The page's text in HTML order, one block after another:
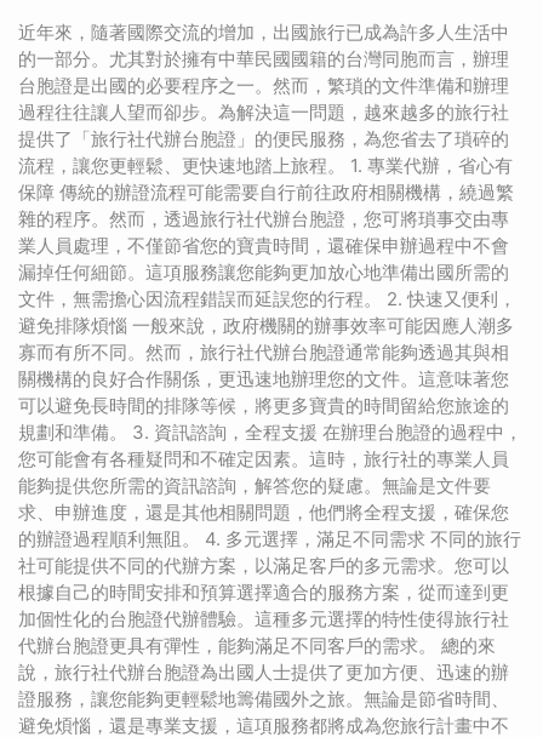
近年來，隨著國際交流的增加，出國旅行已成為許多人生活中
的一部分。尤其對於擁有中華民國國籍的台灣同胞而言，辦理
台胞證是出國的必要程序之一。然而，繁瑣的文件準備和辦理
過程往往讓人望而卻步。為解決這一問題，越來越多的旅行社
提供了「旅行社代辦台胞證」的便民服務，為您省去了瑣碎的
流程，讓您更輕鬆、更快速地踏上旅程。 1. 專業代辦，省心有
保障 傳統的辦證流程可能需要自行前往政府相關機構，繞過繁
雜的程序。然而，透過旅行社代辦台胞證，您可將瑣事交由專
業人員處理，不僅節省您的寶貴時間，還確保申辦過程中不會
漏掉任何細節。這項服務讓您能夠更加放心地準備出國所需的
文件，無需擔心因流程錯誤而延誤您的行程。 2. 快速又便利，
避免排隊煩惱 一般來說，政府機關的辦事效率可能因應人潮多
寡而有所不同。然而，旅行社代辦台胞證通常能夠透過其與相
關機構的良好合作關係，更迅速地辦理您的文件。這意味著您
可以避免長時間的排隊等候，將更多寶貴的時間留給您旅途的
規劃和準備。 3. 資訊諮詢，全程支援 在辦理台胞證的過程中，
您可能會有各種疑問和不確定因素。這時，旅行社的專業人員
能夠提供您所需的資訊諮詢，解答您的疑慮。無論是文件要
求、申辦進度，還是其他相關問題，他們將全程支援，確保您
的辦證過程順利無阻。 4. 多元選擇，滿足不同需求 不同的旅行
社可能提供不同的代辦方案，以滿足客戶的多元需求。您可以
根據自己的時間安排和預算選擇適合的服務方案，從而達到更
加個性化的台胞證代辦體驗。這種多元選擇的特性使得旅行社
代辦台胞證更具有彈性，能夠滿足不同客戶的需求。 總的來
說，旅行社代辦台胞證為出國人士提供了更加方便、迅速的辦
證服務，讓您能夠更輕鬆地籌備國外之旅。無論是節省時間、
避免煩惱，還是專業支援，這項服務都將成為您旅行計畫中不